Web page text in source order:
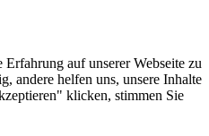
auf unserer Webseite zu
andere helfen uns, unsere Inhalte
klicken, stimmen Sie